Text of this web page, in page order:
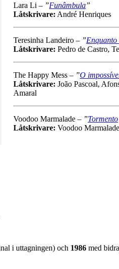
Lara Li – ”Funâmbula”
Låtskrivare: André Henriques
Teresinha Landeiro – ”Enquanto
Låtskrivare: Pedro de Castro,
The Happy Mess – ”O
Låtskrivare: João Pascoal,
Amaral
Voodoo Marmalade – ”Tormento
Låtskrivare: Voodoo Marmalade
i uttagningen) och 1986 med